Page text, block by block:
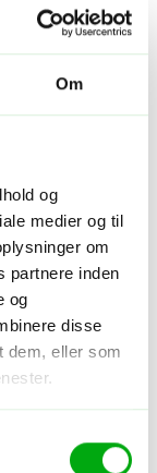
Om
og
medier og til
om
partnere inden
og
disse
dem, eller som
rundt i byen er
trapper og
underlaget
er en god
er stille.
Koyasan